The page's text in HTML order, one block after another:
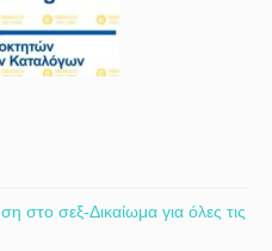
Levi, […]
στο σεξ-Δικαίωμα για όλες τις